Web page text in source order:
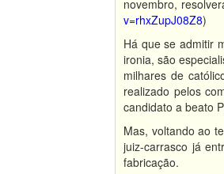
novembro,
v=rhxZupJ08Z8)
Há que se admitir
ironia, são
milhares de
realizado pelos
candidato a beato
Mas, voltando ao
juiz-carrasco já
fabricação.